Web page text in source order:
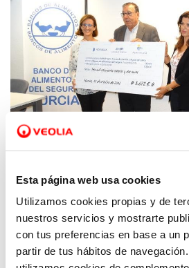
Esta página web usa cookies
Utilizamos cookies propias y de
nuestros servicios y mostrarte
con tus preferencias en base a un
partir de tus hábitos de
Con esta iniciativa, los
hicieron sus donaciones
recaudaron1.860 € que
comprometido por la propia